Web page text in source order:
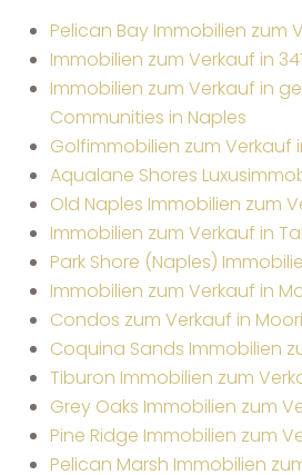
Pelican Bay Immobilien zum
Immobilien zum Verkauf in
Immobilien zum Verkauf in
Communities in Naples
Golfimmobilien zum Verkauf
Aqualane Shores
Old Naples Immobilien zum
Immobilien zum Verkauf in
Park Shore (Naples)
Immobilien zum Verkauf in
Condos zum Verkauf in
Coquina Sands Immobilien
Tiburon Immobilien zum
Grey Oaks Immobilien zum
Pine Ridge Immobilien zum
Pelican Marsh Immobilien